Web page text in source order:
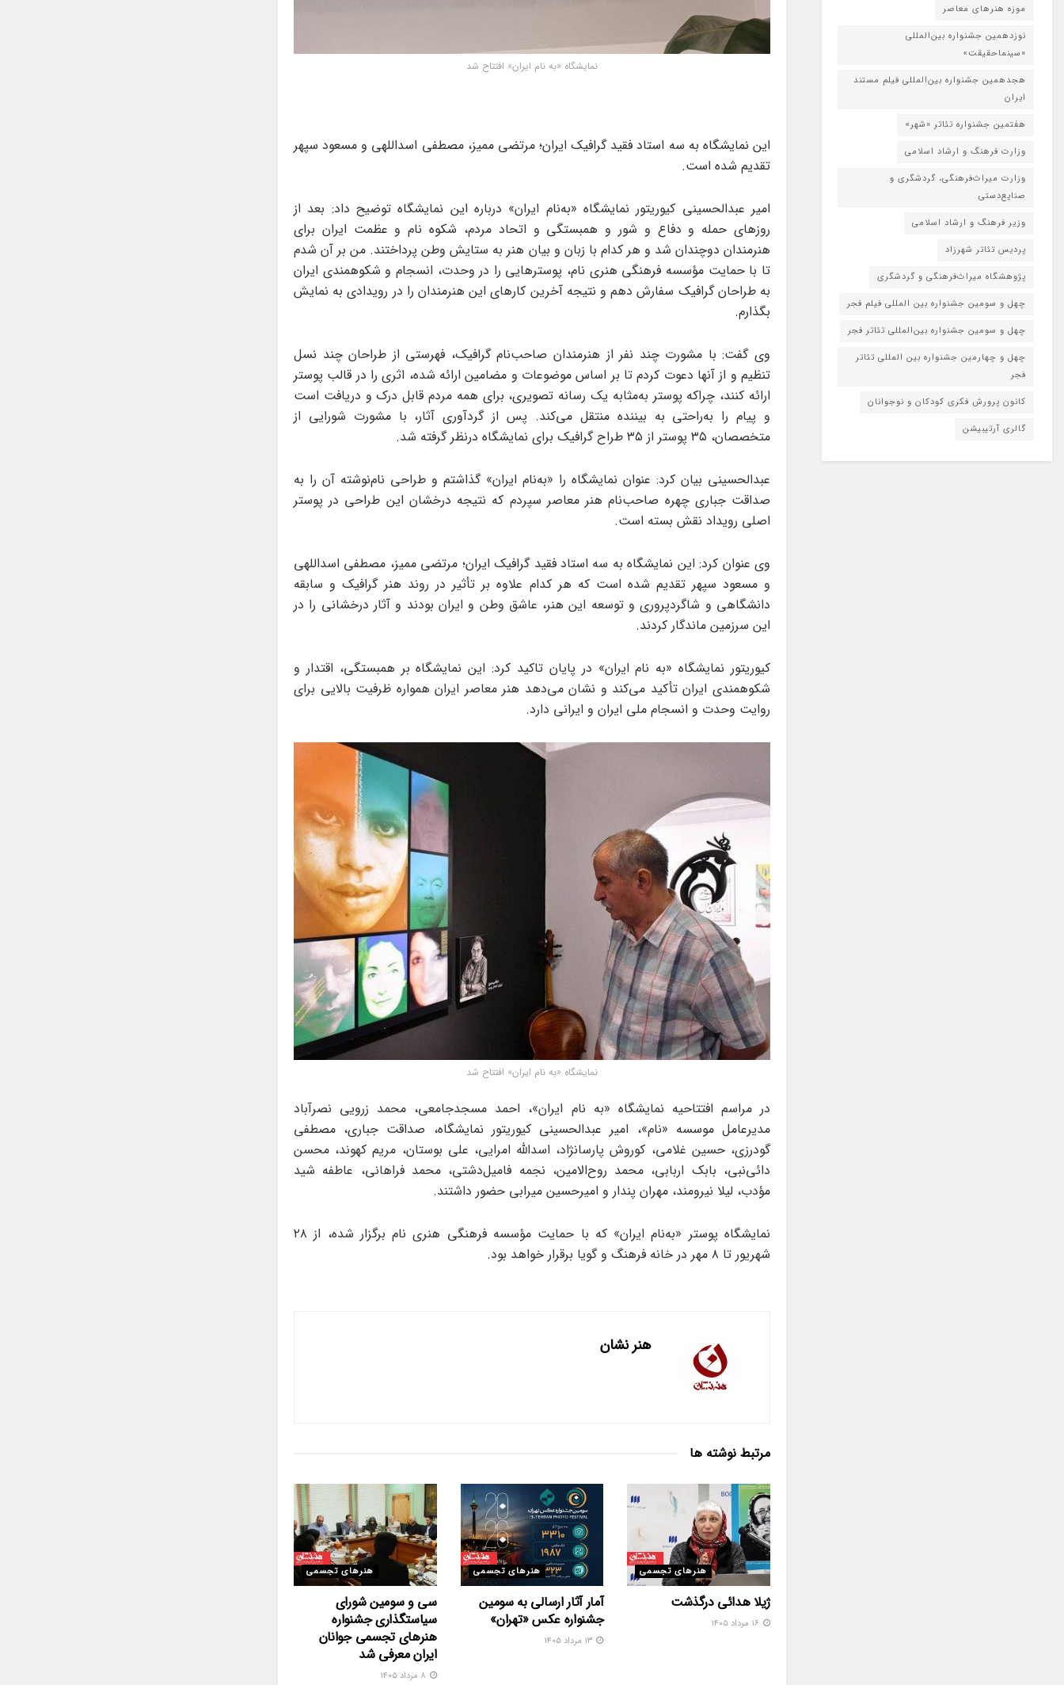
نمایشگاه «به نام ایران» افتتاح شد
این نمایشگاه به سه استاد فقید گرافیک ایران؛ مرتضی ممیز، مصطفی اسداللهی و مسعود سپهر
تقدیم شده است.
امیر عبدالحسینی کیوریتور نمایشگاه «به‌نام ایران» درباره این نمایشگاه توضیح داد: بعد از
روزهای حمله و دفاع و شور و همبستگی و اتحاد مردم، شکوه نام و عظمت ایران برای
هنرمندان دوچندان شد و هر کدام با زبان و بیان هنر به ستایش وطن پرداختند. من بر آن شدم
تا با حمایت مؤسسه فرهنگی هنری نام، پوسترهایی را در وحدت، انسجام و شکوهمندی ایران
به طراحان گرافیک سفارش دهم و نتیجه آخرین کارهای این هنرمندان را در رویدادی به نمایش
بگذارم.
وی گفت: با مشورت چند نفر از هنرمندان صاحب‌نام گرافیک، فهرستی از طراحان چند نسل
تنظیم و از آنها دعوت کردم تا بر اساس موضوعات و مضامین ارائه شده، اثری را در قالب پوستر
ارائه کنند، چراکه پوستر به‌مثابه یک رسانه تصویری، برای همه مردم قابل درک و دریافت است
و پیام را به‌راحتی به بیننده منتقل می‌کند. پس از گردآوری آثار، با مشورت شورایی از
متخصصان، ۳۵ پوستر از ۳۵ طراح گرافیک برای نمایشگاه درنظر گرفته شد.
عبدالحسینی بیان کرد: عنوان نمایشگاه را «به‌نام ایران» گذاشتم و طراحی نام‌نوشته آن را به
صداقت جباری چهره صاحب‌نام هنر معاصر سپردم که نتیجه درخشان این طراحی در پوستر
اصلی رویداد نقش بسته است.
وی عنوان کرد: این نمایشگاه به سه استاد فقید گرافیک ایران؛ مرتضی ممیز، مصطفی اسداللهی
و مسعود سپهر تقدیم شده است که هر کدام علاوه بر تأثیر در روند هنر گرافیک و سابقه
دانشگاهی و شاگردپروری و توسعه این هنر، عاشق وطن و ایران بودند و آثار درخشانی را در
این سرزمین ماندگار کردند.
کیوریتور نمایشگاه «به نام ایران» در پایان تاکید کرد: این نمایشگاه بر همبستگی، اقتدار و
شکوهمندی ایران تأکید می‌کند و نشان می‌دهد هنر معاصر ایران همواره ظرفیت بالایی برای
روایت وحدت و انسجام ملی ایران و ایرانی دارد.
نمایشگاه «به نام ایران» افتتاح شد
در مراسم افتتاحیه نمایشگاه «به نام ایران»، احمد مسجدجامعی، محمد زرویی نصرآباد
مدیرعامل موسسه «نام»، امیر عبدالحسینی کیوریتور نمایشگاه، صداقت جباری، مصطفی
گودرزی، حسین غلامی، کوروش پارسانژاد، اسدالله امرایی، علی بوستان، مریم کهوند، محسن
دائی‌نبی، بابک اربابی، محمد روح‌الامین، نجمه فامیل‌دشتی، محمد فراهانی، عاطفه شید
مؤدب، لیلا نیرومند، مهران پندار و امیرحسین میرابی حضور داشتند.
نمایشگاه پوستر «به‌نام ایران» که با حمایت مؤسسه فرهنگی هنری نام برگزار شده، از ۲۸
شهریور تا ۸ مهر در خانه فرهنگ و گویا برقرار خواهد بود.
هنر نشان
مرتبط نوشته ها
هنرهای تجسمی
ژیلا هدائی درگذشت
هنرهای تجسمی
آمار آثار ارسالی به سومین
جشنواره عکس «تهران»
هنرهای تجسمی
سی و سومین شورای
سیاستگذاری جشنواره
هنرهای تجسمی جوانان
ایران معرفی شد
موزه هنرهای معاصر
نوزدهمین جشنواره بین‌المللی
«سینماحقیقت»
هجدهمین جشنواره بین‌المللی فیلم مستند
ایران
هفتمین جشنواره تئاتر «شهر»
وزارت فرهنگ و ارشاد اسلامی
وزارت میراث‌فرهنگی، گردشگری و
صنایع‌دستی
وزیر فرهنگ و ارشاد اسلامی
پردیس تئاتر شهرزاد
پژوهشگاه میراث‌فرهنگی و گردشگری
چهل و سومین جشنواره بین المللی فیلم فجر
چهل و سومین جشنواره بین‌المللی تئاتر فجر
چهل و چهارمین جشنواره بین المللی تئاتر
فجر
کانون پرورش فکری کودکان و نوجوانان
گالری آرتیبیشن